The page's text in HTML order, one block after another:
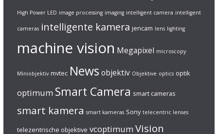
High Power LED image processing imaging intelligent camera intelligent
cameras intelligente kamera jencam lens lighting
machine vision Megapixel microscopy
Miniobjektiv mvtec News objektiv Objektive optics optik
optimum Smart Camera smart cameras
smart kamera smart kameras Sony telecentric lenses
telezentrische objektive vcoptimum Vision